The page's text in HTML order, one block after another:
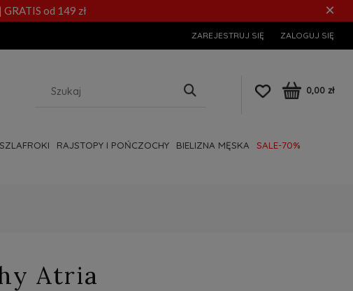
od 149 zł ×
ZAREJESTRUJ SIĘ ZALOGUJ SIĘ
0,00 zł
SZLAFROKI RAJSTOPY I POŃCZOCHY BIELIZNA MĘSKA SALE-70%
Atria